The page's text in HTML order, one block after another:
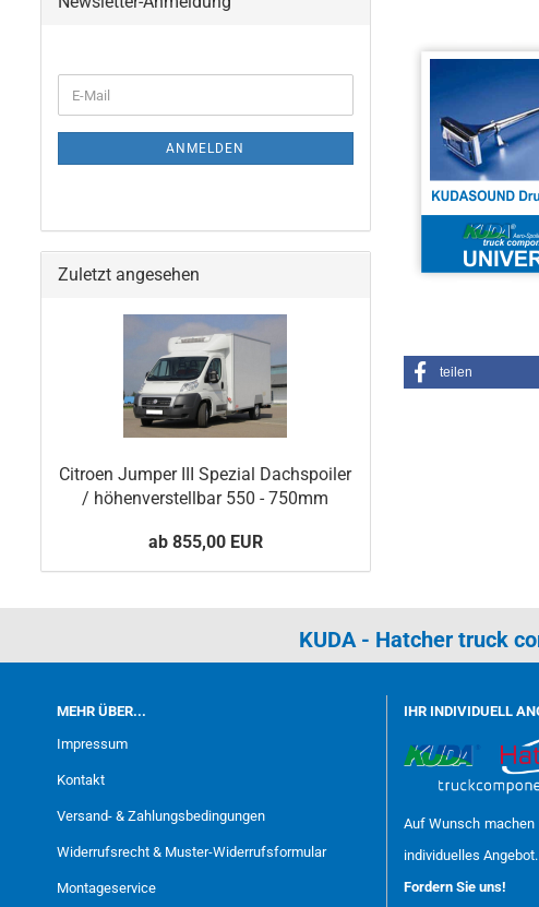
teilen
ANMELDEN
Zuletzt angesehen
Citroen Jumper III Spezial Dachspoiler
/ höhenverstellbar 550 - 750mm
ab 855,00 EUR
KUDA - Hatcher truck
MEHR ÜBER...
Impressum
Kontakt
Versand- & Zahlungsbedingungen
Widerrufsrecht & Muster-Widerrufsformular
Montageservice
IHR INDIVIDUELL
Auf Wunsch
individuelles Angebot.
Fordern Sie uns!